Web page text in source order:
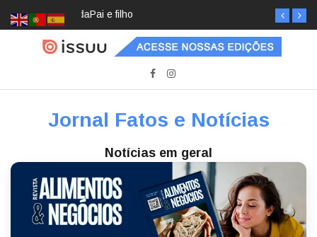
Pai e filho
Jornal Fatos e Notícias
Notícias em geral